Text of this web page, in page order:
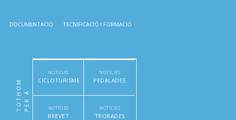
DOCUMENTACIÓ TECNIFICACIÓ I FORMACIÓ
P
E
R
A
T
O
T
H
O
M
NOTÍCIES
CICLOTURISME
NOTÍCIES
PEDALADES
NOTÍCIES
BREVET
NOTÍCIES
TROBADES